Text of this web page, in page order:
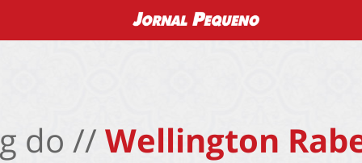
do // Wellington